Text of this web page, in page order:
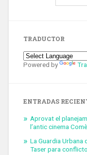
TRADUCTOR
Powered by
ENTRADAS
Aprovat el
l’antic cinema
La Guardia
Taser para